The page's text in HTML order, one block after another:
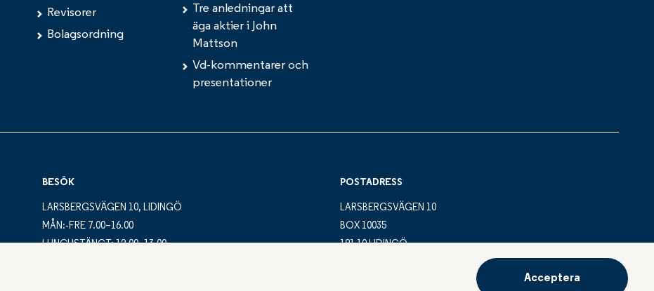
Revisorer
Bolagsordning
Tre anledningar att
äga aktier i John
Mattson
Vd-kommentarer och
presentationer
BESÖK
LARSBERGSVÄGEN 10, LIDINGÖ
MÅN:-FRE 7.00–16.00
LUNCHSTÄNGT: 12.00–13.00
POSTADRESS
LARSBERGSVÄGEN 10
BOX 10035
181 10 LIDINGÖ
Acceptera